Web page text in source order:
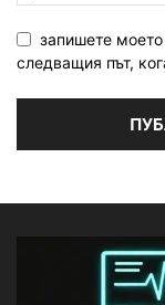
запишете
следващия път,